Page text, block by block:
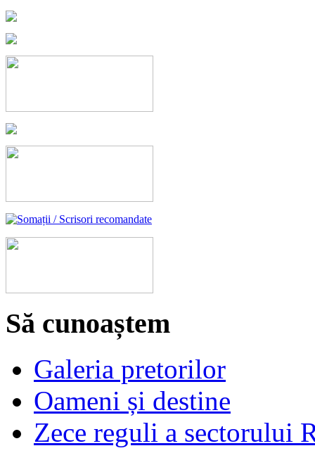
Să cunoaștem
Galeria pretorilor
Oameni și destine
Zece reguli a sectorului